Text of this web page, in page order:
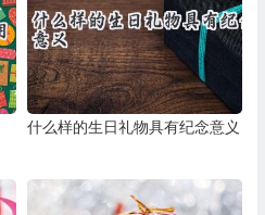
什么样的生日礼物具有纪念意义